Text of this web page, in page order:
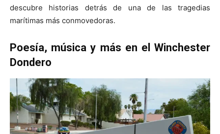
descubre historias detrás de una de las tragedias
marítimas más conmovedoras.
Poesía, música y más en el Winchester
Dondero